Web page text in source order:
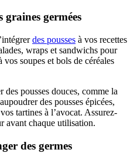
graines germées
des pousses à vos recettes
wraps et sandwichs pour
soupes et bols de céréales
pousses douces, comme la
des pousses épicées,
tartines à l’avocat. Assurez-
avant chaque utilisation.
des germes